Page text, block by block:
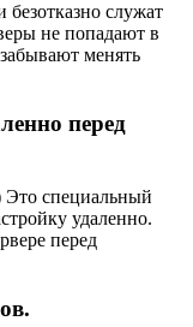
служат
не попадают в
менять
перед
специальный
удаленно.
перед